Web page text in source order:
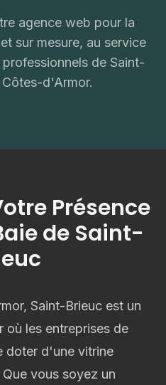
agence web pour la
sur mesure, au service
de Saint-
d'Armor.
Présence
de Saint-
Saint-Brieuc est un
où les entreprises de
doter d'une vitrine
vous soyez un